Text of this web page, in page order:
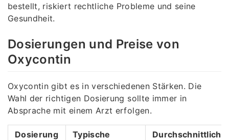
bestellt, riskiert rechtliche Probleme und seine
Gesundheit.
Dosierungen und Preise von
Oxycontin
Oxycontin gibt es in verschiedenen Stärken. Die
Wahl der richtigen Dosierung sollte immer in
Absprache mit einem Arzt erfolgen.
Dosierung
Typische